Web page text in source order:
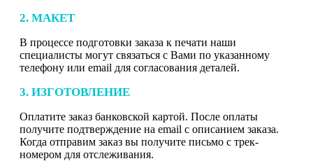
2. МАКЕТ
В процессе подготовки заказа к печати наши
специалисты могут связаться с Вами по указанному
телефону или email для согласования деталей.
3. ИЗГОТОВЛЕНИЕ
Оплатите заказ банковской картой. После оплаты
получите подтверждение на email с описанием заказа.
Когда отправим заказ вы получите письмо с трек-
номером для отслеживания.